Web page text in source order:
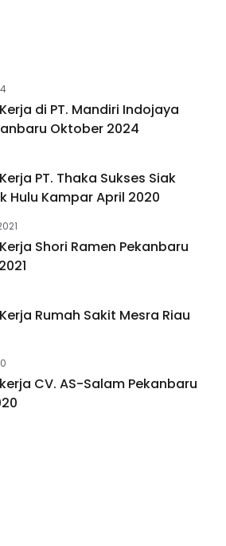
di PT. Mandiri Indojaya
Oktober 2024
PT. Thaka Sukses Siak
Hulu Kampar April 2020
Shori Ramen Pekanbaru
Rumah Sakit Mesra Riau
CV. AS-Salam Pekanbaru